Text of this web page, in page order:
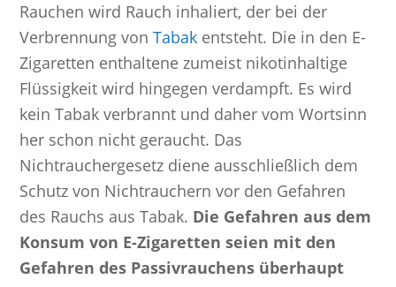
Rauchen wird Rauch inhaliert, der bei der
Verbrennung vonTabak entsteht. Die in den E-
Zigaretten enthaltene zumeist nikotinhaltige
Flüssigkeit wird hingegen verdampft. Es wird
kein Tabak verbrannt und daher vom Wortsinn
her schon nicht geraucht. Das
Nichtrauchergesetz diene ausschließlich dem
Schutz von Nichtrauchern vor den Gefahren
des Rauchs aus Tabak. Die Gefahren aus dem
Konsum von E-Zigaretten seien mit den
Gefahren des Passivrauchens überhaupt